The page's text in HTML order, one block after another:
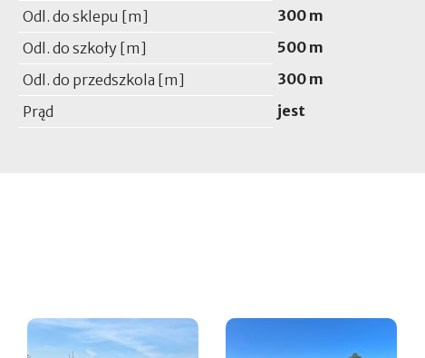
Odl. do sklepu [m]
300 m
Odl. do szkoły [m]
500 m
Odl. do przedszkola [m]
300 m
Prąd
jest